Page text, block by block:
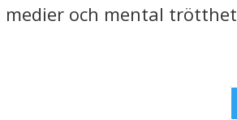
medier och mental trötthet